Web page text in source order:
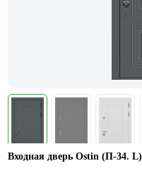
Входная дверь Ostin (П-34. L)